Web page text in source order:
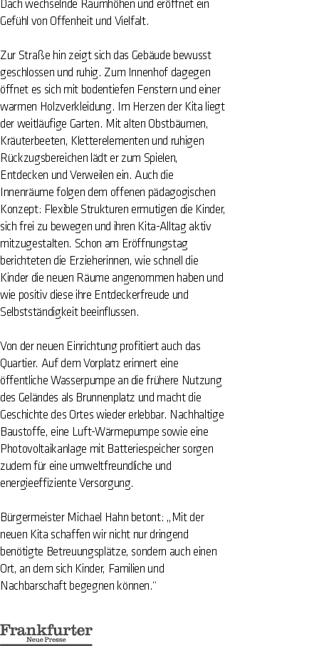
Dach wechselnde Raumhöhen und eröffnet ein
Gefühl von Offenheit und Vielfalt.
Zur Straße hin zeigt sich das Gebäude bewusst
geschlossen und ruhig. Zum Innenhof dagegen
öffnet es sich mit bodentiefen Fenstern und einer
warmen Holzverkleidung. Im Herzen der Kita liegt
der weitläufige Garten. Mit alten Obstbäumen,
Kräuterbeeten, Kletterelementen und ruhigen
Rückzugsbereichen lädt er zum Spielen,
Entdecken und Verweilen ein. Auch die
Innenräume folgen dem offenen pädagogischen
Konzept: Flexible Strukturen ermutigen die Kinder,
sich frei zu bewegen und ihren Kita-Alltag aktiv
mitzugestalten. Schon am Eröffnungstag
berichteten die Erzieherinnen, wie schnell die
Kinder die neuen Räume angenommen haben und
wie positiv diese ihre Entdeckerfreude und
Selbstständigkeit beeinflussen.
Von der neuen Einrichtung profitiert auch das
Quartier. Auf dem Vorplatz erinnert eine
öffentliche Wasserpumpe an die frühere Nutzung
des Geländes als Brunnenplatz und macht die
Geschichte des Ortes wieder erlebbar. Nachhaltige
Baustoffe, eine Luft-Wärmepumpe sowie eine
Photovoltaikanlage mit Batteriespeicher sorgen
zudem für eine umweltfreundliche und
energieeffiziente Versorgung.
Bürgermeister Michael Hahn betont: „Mit der
neuen Kita schaffen wir nicht nur dringend
benötigte Betreuungsplätze, sondern auch einen
Ort, an dem sich Kinder, Familien und
Nachbarschaft begegnen können.“